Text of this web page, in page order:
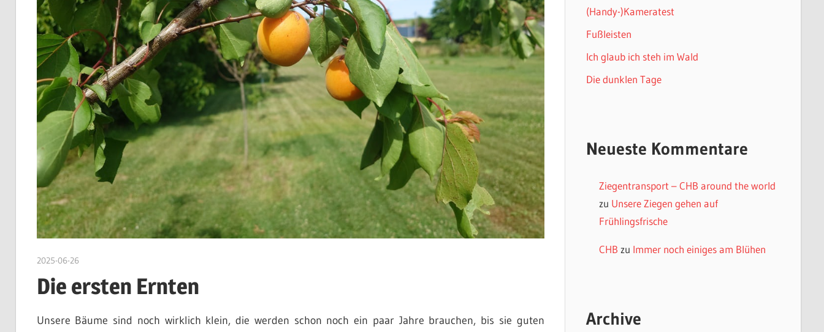
2025-06-26admin
Die ersten Ernten
Unsere Bäume sind noch wirklich klein, die werden schon noch ein paar Jahre brauchen, bis sie guten
(Handy-)Kameratest
Fußleisten
Ich glaub ich steh im Wald
Die dunklen Tage
Neueste Kommentare
Ziegentransport – CHB around the world
zu Unsere Ziegen gehen auf
Frühlingsfrische
CHB zu Immer noch einiges am Blühen
Archive